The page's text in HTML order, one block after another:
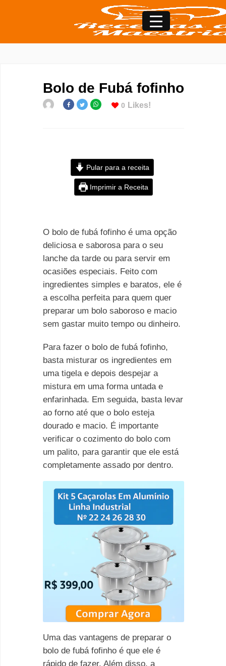
Bolo de Fubá fofinho
0 Likes!
Pular para a receita
Imprimir a Receita
O bolo de fubá fofinho é uma opção
deliciosa e saborosa para o seu
lanche da tarde ou para servir em
ocasiões especiais. Feito com
ingredientes simples e baratos, ele é
a escolha perfeita para quem quer
preparar um bolo saboroso e macio
sem gastar muito tempo ou dinheiro.
Para fazer o bolo de fubá fofinho,
basta misturar os ingredientes em
uma tigela e depois despejar a
mistura em uma forma untada e
enfarinhada. Em seguida, basta levar
ao forno até que o bolo esteja
dourado e macio. É importante
verificar o cozimento do bolo com
um palito, para garantir que ele está
completamente assado por dentro.
Uma das vantagens de preparar o
bolo de fubá fofinho é que ele é
rápido de fazer. Além disso, a